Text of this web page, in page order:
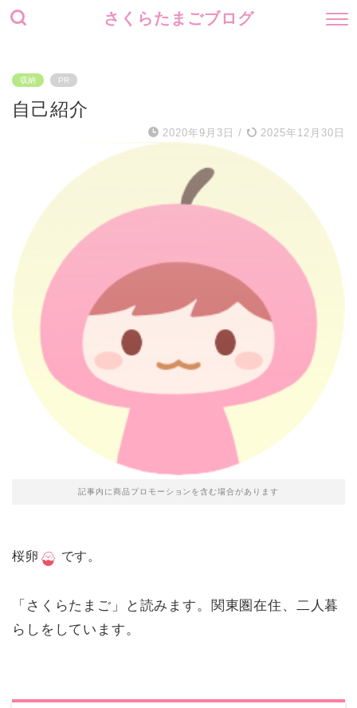
さくらたまごブログ
収納 PR
自己紹介
2020年9月3日 / 2025年12月30日
記事内に商品プロモーションを含む場合があります
桜卵 です。
「さくらたまご」と読みます。 関東圏在住、二人暮
らしをしています。